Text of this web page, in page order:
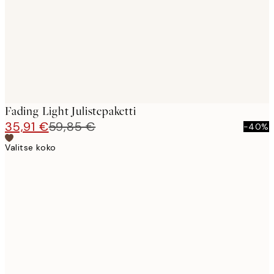
Fading Light Julistepaketti
35,91 €59,85 €
-40%
Valitse koko